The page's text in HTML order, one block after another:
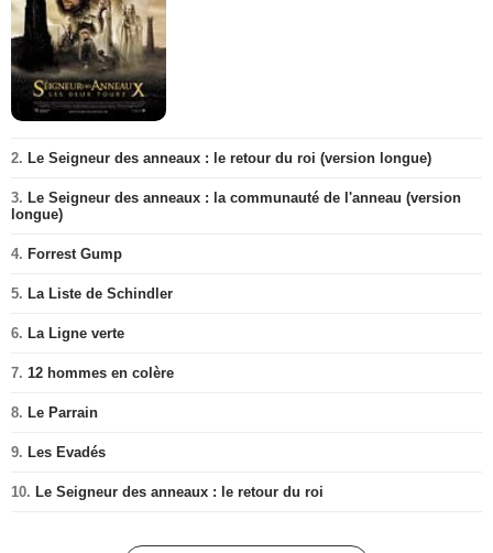
2. Le Seigneur des anneaux : le retour du roi (version longue)
3. Le Seigneur des anneaux : la communauté de l'anneau (version
longue)
4. Forrest Gump
5. La Liste de Schindler
6. La Ligne verte
7. 12 hommes en colère
8. Le Parrain
9. Les Evadés
10. Le Seigneur des anneaux : le retour du roi